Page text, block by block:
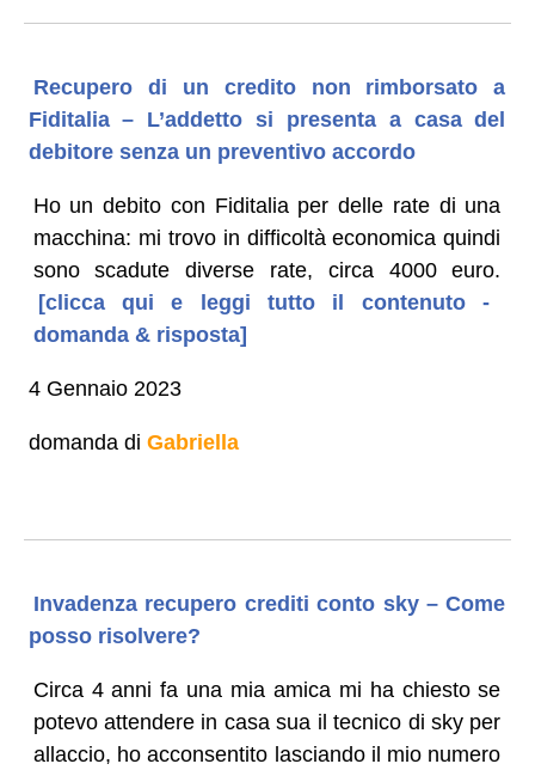
Recupero di un credito non rimborsato a
Fiditalia – L’addetto si presenta a casa del
debitore senza un preventivo accordo
Ho un debito con Fiditalia per delle rate di una
macchina: mi trovo in difficoltà economica quindi
sono scadute diverse rate, circa 4000 euro.
[clicca qui e leggi tutto il contenuto -
domanda & risposta]
4 Gennaio 2023
domanda di Gabriella
Invadenza recupero crediti conto sky – Come
posso risolvere?
Circa 4 anni fa una mia amica mi ha chiesto se
potevo attendere in casa sua il tecnico di sky per
allaccio, ho acconsentito lasciando il mio numero